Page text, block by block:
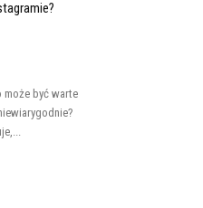
może być warte